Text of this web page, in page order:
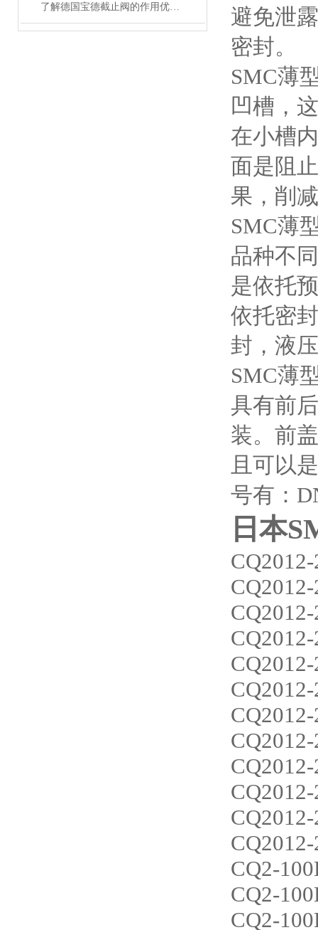
了解德国宝德截止阀的作用优点与工作原理
避免泄
密封。
SMC薄
凹槽，
在小槽
面是阻
果，削
SMC薄
品种不
是依托
依托密
封，液
SMC薄
具有前
装。前
且可以
号有：
日本
CQ2-
CQ2-
CQ2-